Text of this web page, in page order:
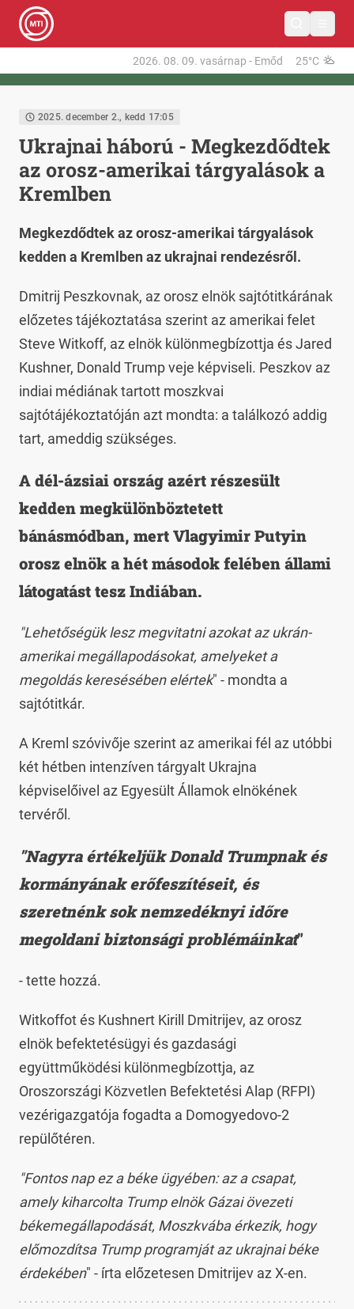
2026. 08. 09. vasárnap - Emőd 25°C
2025. december 2., kedd 17:05
Ukrajnai háború - Megkezdődtek
az orosz-amerikai tárgyalások a
Kremlben
Megkezdődtek az orosz-amerikai tárgyalások
kedden a Kremlben az ukrajnai rendezésről.
Dmitrij Peszkovnak, az orosz elnök sajtótitkárának
előzetes tájékoztatása szerint az amerikai felet
Steve Witkoff, az elnök különmegbízottja és Jared
Kushner, Donald Trump veje képviseli. Peszkov az
indiai médiának tartott moszkvai
sajtótájékoztatóján azt mondta: a találkozó addig
tart, ameddig szükséges.
A dél-ázsiai ország azért részesült
kedden megkülönböztetett
bánásmódban, mert Vlagyimir Putyin
orosz elnök a hét másodok felében állami
látogatást tesz Indiában.
"Lehetőségük lesz megvitatni azokat az ukrán-
amerikai megállapodásokat, amelyeket a
megoldás keresésében elértek" - mondta a
sajtótitkár.
A Kreml szóvivője szerint az amerikai fél az utóbbi
két hétben intenzíven tárgyalt Ukrajna
képviselőivel az Egyesült Államok elnökének
tervéről.
"Nagyra értékeljük Donald Trumpnak és
kormányának erőfeszítéseit, és
szeretnénk sok nemzedéknyi időre
megoldani biztonsági problémáinkat"
- tette hozzá.
Witkoffot és Kushnert Kirill Dmitrijev, az orosz
elnök befektetésügyi és gazdasági
együttműködési különmegbízottja, az
Oroszországi Közvetlen Befektetési Alap (RFPI)
vezérigazgatója fogadta a Domogyedovo-2
repülőtéren.
"Fontos nap ez a béke ügyében: az a csapat,
amely kiharcolta Trump elnök Gázai övezeti
békemegállapodását, Moszkvába érkezik, hogy
előmozdítsa Trump programját az ukrajnai béke
érdekében" - írta előzetesen Dmitrijev az X-en.